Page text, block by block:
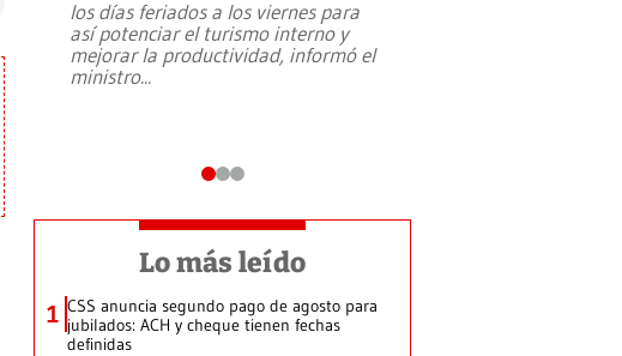
los días feriados a los viernes para
así potenciar el turismo interno y
mejorar la productividad, informó el
ministro...
Lo más leído
1 CSS anuncia segundo pago de agosto para
jubilados: ACH y cheque tienen fechas
definidas